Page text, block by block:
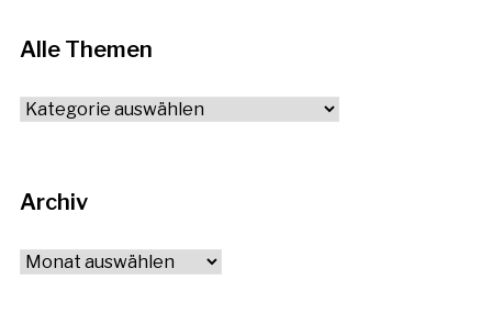
Alle Themen
Alle
Archiv
Archiv